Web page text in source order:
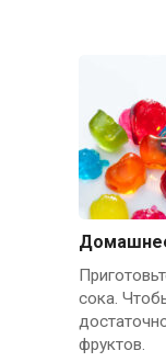
сока.
фруктов.